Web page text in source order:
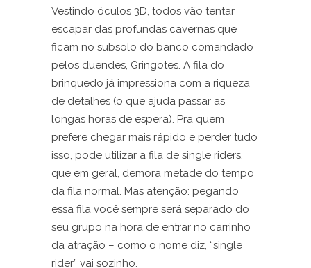
Vestindo óculos 3D, todos vão tentar
escapar das profundas cavernas que
ficam no subsolo do banco comandado
pelos duendes, Gringotes. A fila do
brinquedo já impressiona com a riqueza
de detalhes (o que ajuda passar as
longas horas de espera). Pra quem
prefere chegar mais rápido e perder tudo
isso, pode utilizar a fila de single riders,
que em geral, demora metade do tempo
da fila normal. Mas atenção: pegando
essa fila você sempre será separado do
seu grupo na hora de entrar no carrinho
da atração – como o nome diz, “single
rider” vai sozinho.